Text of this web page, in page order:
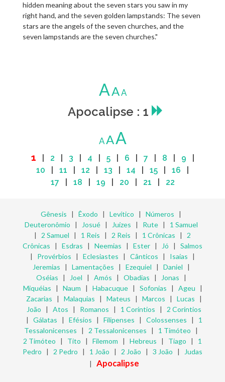
hidden meaning about the seven stars you saw in my
right hand, and the seven golden lampstands: The seven
stars are the angels of the seven churches, and the
seven lampstands are the seven churches."
AAA
Apocalipse : 1
AAA
1 2 3 4 5| 6 7 8 9
10
11 12 13 14 15 16
17
18 19 20 21 22
Gênesis | Êxodo | Levítico | Números |
Deuteronômio | Josué| Juízes | Rute| 1 Samuel
| 2 Samuel | 1 Reis | 2 Reis | 1 Crônicas | 2
Crônicas | Esdras | Neemias | Ester | Jó | Salmos
| Provérbios | Eclesiastes | Cânticos | Isaías |
Jeremias | Lamentações | Ezequiel | Daniel |
Oséias | Joel | Amós | Obadias | Jonas |
Miquéias | Naum | Habacuque| Sofonias | Ageu |
Zacarias | Malaquias | Mateus | Marcos | Lucas |
João | Atos | Romanos | 1 Coríntios | 2 Coríntios
| Gálatas | Efésios | Filipenses | Colossenses | 1
Tessalonicenses | 2 Tessalonicenses | 1 Timóteo |
2 Timóteo | Tito | Filemom | Hebreus | Tiago | 1
Pedro | 2 Pedro | 1 João | 2 João | 3 João |
Judas
| Apocalipse